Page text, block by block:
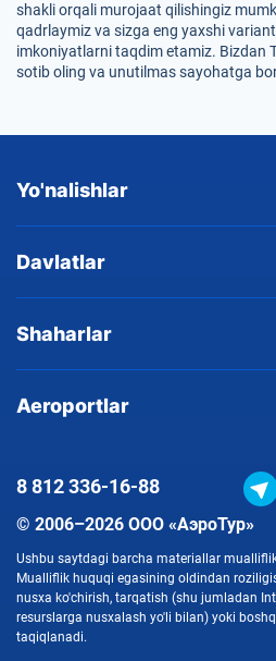
shakli orqali murojaat qilishingiz
qadrlaymiz va sizga eng yaxshi
imkoniyatlarni taqdim etamiz. Bizdan
sotib oling va unutilmas sayohatga
Yo'nalishlar
Davlatlar
Shaharlar
Aeroportlar
© 2006–2026 ООО «АэроТур»
Ushbu saytdagi barcha materiallar
Mualliflik huquqi egasining oldindan
nusxa ko'chirish, tarqatish (shu jumladan
resurslarga nusxalash yo'li bilan) yoki
taqiqlanadi.
8 812336-16-88